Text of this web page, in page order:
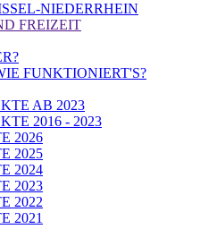
NIEDERRHEIN
FREIZEIT
FUNKTIONIERT'S?
AB 2023
2016 - 2023
2026
2025
2024
2023
2022
2021